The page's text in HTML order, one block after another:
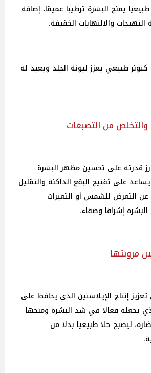
طبيعيا يمنح البشرة ترطيبا عميقا، إضافة
والالتهابات الخفيفة.
طبيعي يعزز ليونة الجلد ويعيد له
والتخلص من التصبغات
قدرته على تحسين مظهر البشرة
على تفتيح البقع الداكنة والتقليل
عن التعرض للشمس أو التغيرات
إشراقا وصفاء.
مرونتها
إنتاج الإيلاستين الذي يحافظ على
يجعله فعالا في شد البشرة ومنحها
ليصبح حلا طبيعيا بدلا من